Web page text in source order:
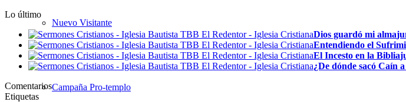
Nuevo Visitante
Campaña Pro-templo
Lo último
Dios guardó mi alma
Entendiendo el
El Incesto en la Biblia
¿De dónde sacó Caín
Comentarios
Etiquetas